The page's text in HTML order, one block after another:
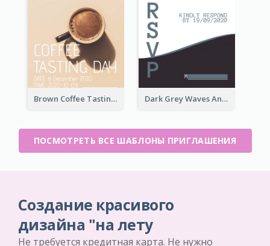
Brown Coffee Tasting Day In December Invitation Dark Grey Waves And Curves Invitation
ПОСМОТРЕТЬ ВСЕ ШАБЛОНЫ ПРИГЛАШЕНИЯ
Создание красивого
дизайна "на лету
Не требуется кредитная карта. Не нужно